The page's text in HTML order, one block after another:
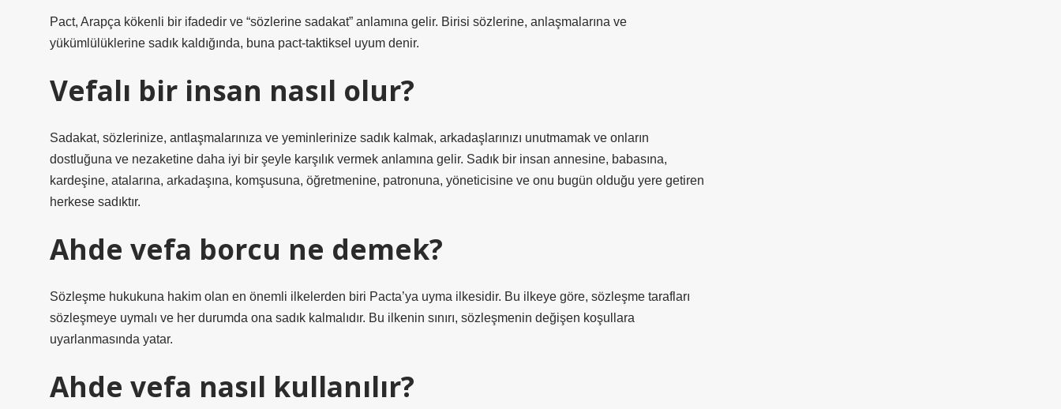
Pact, Arapça kökenli bir ifadedir ve “sözlerine sadakat” anlamına gelir. Birisi sözlerine, anlaşmalarına ve
yükümlülüklerine sadık kaldığında, buna pact-taktiksel uyum denir.
Vefalı bir insan nasıl olur?
Sadakat, sözlerinize, antlaşmalarınıza ve yeminlerinize sadık kalmak, arkadaşlarınızı unutmamak ve onların
dostluğuna ve nezaketine daha iyi bir şeyle karşılık vermek anlamına gelir. Sadık bir insan annesine, babasına,
kardeşine, atalarına, arkadaşına, komşusuna, öğretmenine, patronuna, yöneticisine ve onu bugün olduğu yere getiren
herkese sadıktır.
Ahde vefa borcu ne demek?
Sözleşme hukukuna hakim olan en önemli ilkelerden biri Pacta’ya uyma ilkesidir. Bu ilkeye göre, sözleşme tarafları
sözleşmeye uymalı ve her durumda ona sadık kalmalıdır. Bu ilkenin sınırı, sözleşmenin değişen koşullara
uyarlanmasında yatar.
Ahde vefa nasıl kullanılır?